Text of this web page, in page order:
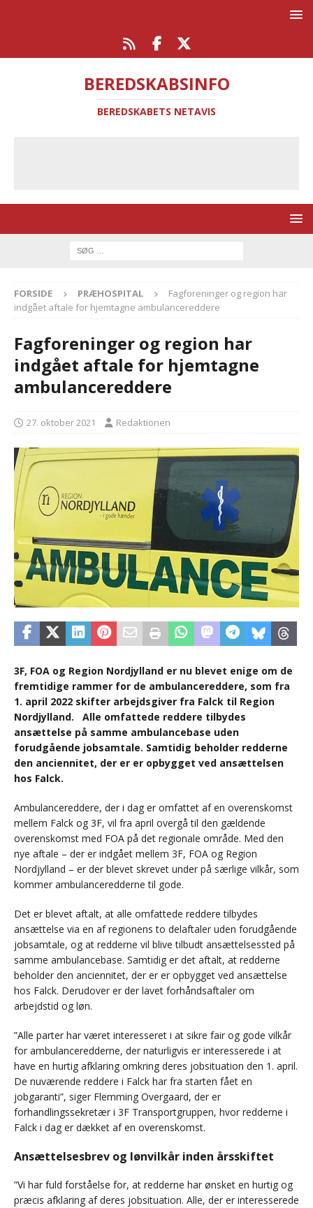
BEREDSKABSINFO
BEREDSKABETS NETAVIS
FORSIDE PRÆHOSPITAL
Fagforeninger og region har
indgået aftale for hjemtagne ambulancereddere
Fagforeninger og region har
indgået aftale for hjemtagne
ambulancereddere
27. oktober 2021 Redaktionen
3F, FOA og Region Nordjylland er nu blevet enige om de
fremtidige rammer for de ambulancereddere, som fra
1. april 2022 skifter arbejdsgiver fra Falck til Region
Nordjylland. Alle omfattede reddere tilbydes
ansættelse på samme ambulancebase uden
forudgående jobsamtale. Samtidig beholder redderne
den anciennitet, der er er opbygget ved ansættelsen
hos Falck.
Ambulancereddere, der i dag er omfattet af en overenskomst
mellem Falck og 3F, vil fra april overgå til den gældende
overenskomst med FOA på det regionale område. Med den
nye aftale – der er indgået mellem 3F, FOA og Region
Nordjylland – er der blevet skrevet under på særlige vilkår, som
kommer ambulanceredderne til gode.
Det er blevet aftalt, at alle omfattede reddere tilbydes
ansættelse via en af regionens to delaftaler uden forudgående
jobsamtale, og at redderne vil blive tilbudt ansættelsessted på
samme ambulancebase. Samtidig er det aftalt, at redderne
beholder den anciennitet, der er er opbygget ved ansættelse
hos Falck. Derudover er der lavet forhåndsaftaler om
arbejdstid og løn.
”Alle parter har været interesseret i at sikre fair og gode vilkår
for ambulanceredderne, der naturligvis er interesserede i at
have en hurtig afklaring omkring deres jobsituation den 1. april.
De nuværende reddere i Falck har fra starten fået en
jobgaranti”, siger Flemming Overgaard, der er
forhandlingssekretær i 3F Transportgruppen, hvor redderne i
Falck i dag er dækket af en overenskomst.
Ansættelsesbrev og lønvilkår inden årsskiftet
”Vi har fuld forståelse for, at redderne har ønsket en hurtig og
præcis afklaring af deres jobsituation. Alle, der er interesserede